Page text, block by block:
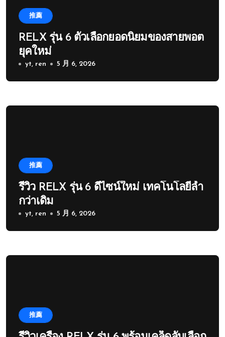
推薦
RELX รุ่น 6 ตัวเลือกยอดนิยมของสายพอต
ยุคใหม่
yt, ren 5 月 6, 2026
推薦
รีวิว RELX รุ่น 6 ดีไซน์ใหม่ เทคโนโลยีล้ำ
กว่าเดิม
yt, ren 5 月 6, 2026
推薦